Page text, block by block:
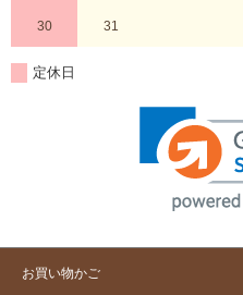
30 31
定休日
お買い物かご